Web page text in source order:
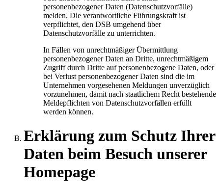
personenbezogener Daten (Datenschutzvorfälle)
melden. Die verantwortliche Führungskraft ist
verpflichtet, den DSB umgehend über
Datenschutzvorfälle zu unterrichten.
In Fällen von unrechtmäßiger Übermittlung
personenbezogener Daten an Dritte, unrechtmäßigem
Zugriff durch Dritte auf personenbezogene Daten, oder
bei Verlust personenbezogener Daten sind die im
Unternehmen vorgesehenen Meldungen unverzüglich
vorzunehmen, damit nach staatlichem Recht bestehende
Meldepflichten von Datenschutzvorfällen erfüllt
werden können.
Erklärung zum Schutz Ihrer
Daten beim Besuch unserer
Homepage